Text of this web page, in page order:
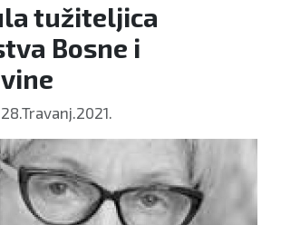
tužiteljica
Bosne i